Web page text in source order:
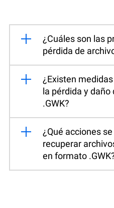
¿Cuáles son las
pérdida de
¿Existen
la pérdida y
.GWK?
¿Qué acciones
recuperar
en formato